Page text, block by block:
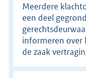
Meerdere
een deel
informeren over
de zaak